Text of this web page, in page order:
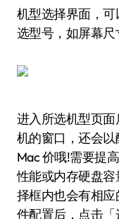
机型选择界面，
选型号，如屏幕尺
进入所选机型页
机的窗口，还会
Mac 价哦!需要提
性能或内存硬盘
择框内也会有相
件配置后，点击「